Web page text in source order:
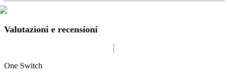
Valutazioni e recensioni
One Switch